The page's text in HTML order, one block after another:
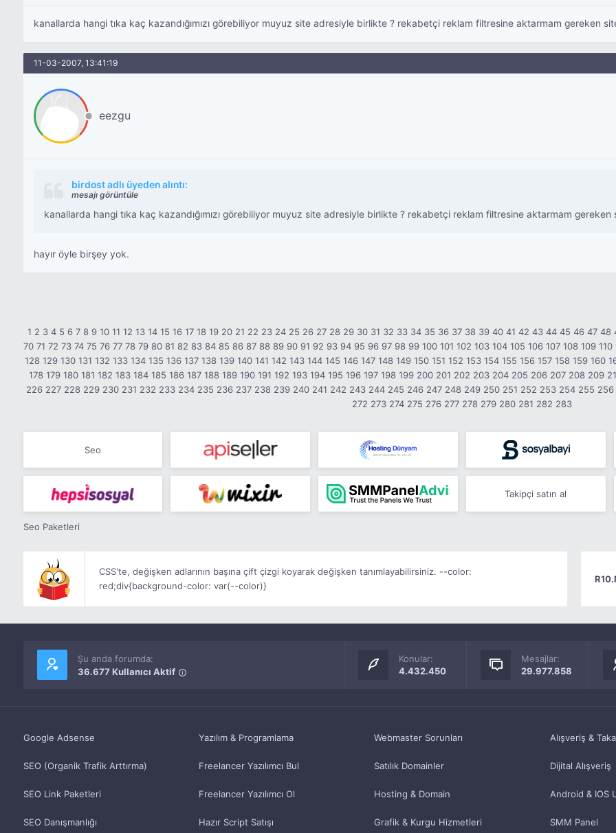
kanallarda hangi tıka kaç kazandığımızı görebiliyor muyuz site adresiyle birlikte ? rekabetçi reklam filtresine aktarmam gereken
11-03-2007, 13:41:19
eezgu
birdost adlı üyeden alıntı:
mesajı görüntüle
kanallarda hangi tıka kaç kazandığımızı görebiliyor muyuz site adresiyle birlikte ? rekabetçi reklam filtresine aktarmam gereken
hayır öyle birşey yok.
1 2 3 4 5 6 7 8 9 10 11 12 13 14 15 16 17 18 19 20 21 22 23 24 25 26 27 28 29 30 31 32 33 34 35 36 37 38 39 40 41 42 43 44 45 46 47 48
70 71 72 73 74 75 76 77 78 79 80 81 82 83 84 85 86 87 88 89 90 91 92 93 94 95 96 97 98 99 100 101 102 103 104 105 106 107 108 109 110
128 129 130 131 132 133 134 135 136 137 138 139 140 141 142 143 144 145 146 147 148 149 150 151 152 153 154 155 156 157 158 159 160
178 179 180 181 182 183 184 185 186 187 188 189 190 191 192 193 194 195 196 197 198 199 200 201 202 203 204 205 206 207 208 209
226 227 228 229 230 231 232 233 234 235 236 237 238 239 240 241 242 243 244 245 246 247 248 249 250 251 252 253 254 255 256
272 273 274 275 276 277 278 279 280 281 282 283
Seo
Takipçi satın al
Seo Paketleri
CSS'te, değişken adlarının başına çift çizgi koyarak değişken tanımlayabilirsiniz. --color:
red;div{background-color: var(--color)}
Şu anda forumda:
36.677 Kullanıcı Aktif
Konular:
4.432.450
Mesajlar:
29.977.858
Google Adsense
SEO (Organik Trafik Arttırma)
SEO Link Paketleri
SEO Danışmanlığı
Yazılım & Programlama
Freelancer Yazılımcı Bul
Freelancer Yazılımcı Ol
Hazır Script Satışı
Webmaster Sorunları
Satılık Domainler
Hosting & Domain
Grafik & Kurgu Hizmetleri
Alışveriş &
Dijital Alışveriş
Android & IOS
SMM Panel